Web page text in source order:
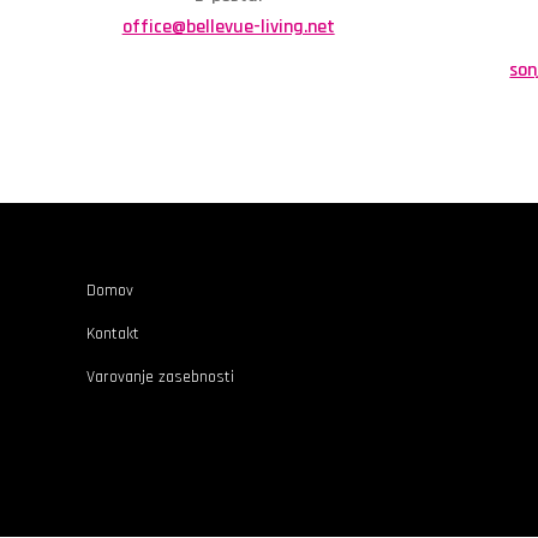
office@bellevue-living.net
Domov
Kontakt
Varovanje zasebnosti